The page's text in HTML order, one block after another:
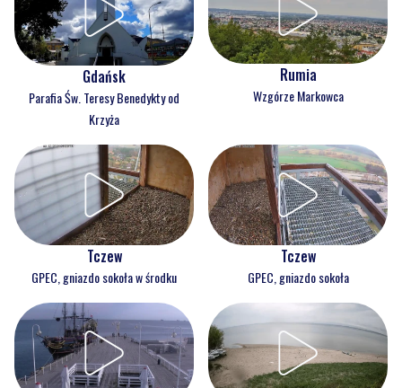
Gdańsk
Parafia Św. Teresy Benedykty od
Krzyża
Rumia
Wzgórze Markowca
Tczew
GPEC, gniazdo sokoła w środku
Tczew
GPEC, gniazdo sokoła